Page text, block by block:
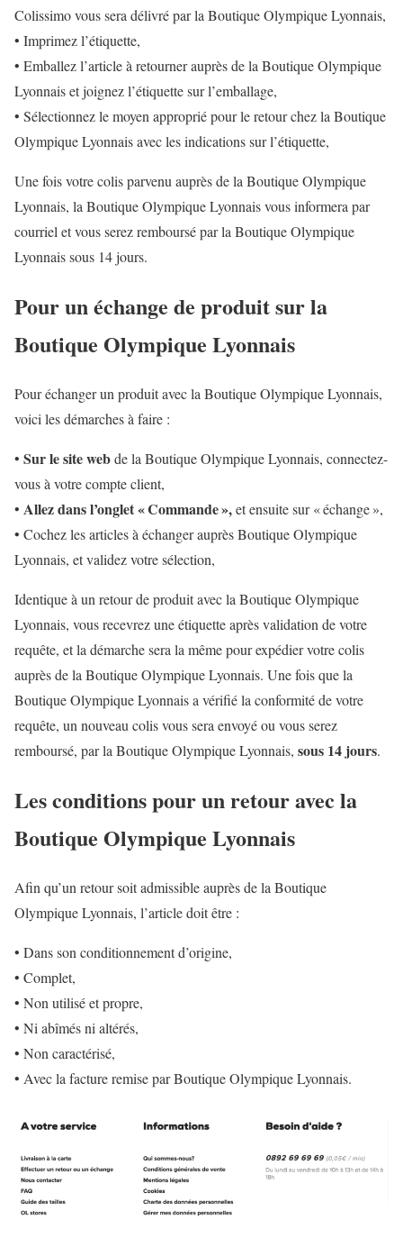
Colissimo vous sera délivré par la Boutique Olympique Lyonnais,
• Imprimez l’étiquette,
• Emballez l’article à retourner auprès de la Boutique Olympique
Lyonnais et joignez l’étiquette sur l’emballage,
• Sélectionnez le moyen approprié pour le retour chez la Boutique
Olympique Lyonnais avec les indications sur l’étiquette,
Une fois votre colis parvenu auprès de la Boutique Olympique
Lyonnais, la Boutique Olympique Lyonnais vous informera par
courriel et vous serez remboursé par la Boutique Olympique
Lyonnais sous 14 jours.
Pour un échange de produit sur la
Boutique Olympique Lyonnais
Pour échanger un produit avec la Boutique Olympique Lyonnais,
voici les démarches à faire :
• Sur le site webde la Boutique Olympique Lyonnais, connectez-
vous à votre compte client,
• Allez dans l’onglet « Commande »,et ensuite sur « échange »,
• Cochez les articles à échanger auprès Boutique Olympique
Lyonnais, et validez votre sélection,
Identique à un retour de produit avec la Boutique Olympique
Lyonnais, vous recevrez une étiquette après validation de votre
requête, et la démarche sera la même pour expédier votre colis
auprès de la Boutique Olympique Lyonnais. Une fois que la
Boutique Olympique Lyonnais a vérifié la conformité de votre
requête, un nouveau colis vous sera envoyé ou vous serez
remboursé, par la Boutique Olympique Lyonnais, sous 14 jours.
Les conditions pour un retour avec la
Boutique Olympique Lyonnais
Afin qu’un retour soit admissible auprès de la Boutique
Olympique Lyonnais, l’article doit être :
• Dans son conditionnement d’origine,
• Complet,
• Non utilisé et propre,
• Ni abîmés ni altérés,
• Non caractérisé,
• Avec la facture remise par Boutique Olympique Lyonnais.